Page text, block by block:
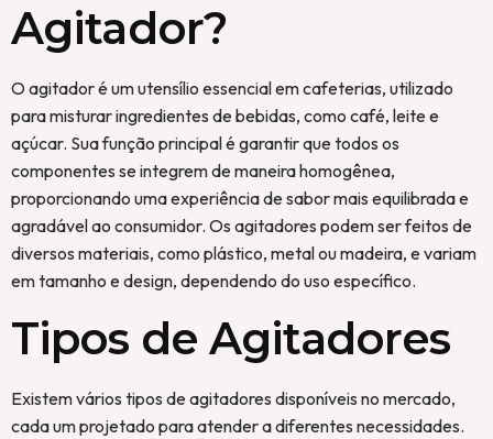
Agitador?
O agitador é um utensílio essencial em cafeterias, utilizado
para misturar ingredientes de bebidas, como café, leite e
açúcar. Sua função principal é garantir que todos os
componentes se integrem de maneira homogênea,
proporcionando uma experiência de sabor mais equilibrada e
agradável ao consumidor. Os agitadores podem ser feitos de
diversos materiais, como plástico, metal ou madeira, e variam
em tamanho e design, dependendo do uso específico.
Tipos de Agitadores
Existem vários tipos de agitadores disponíveis no mercado,
cada um projetado para atender a diferentes necessidades.